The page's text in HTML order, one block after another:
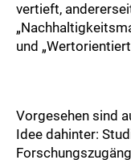
vertieft,
und
Vorgesehen sind
Idee dahinter: